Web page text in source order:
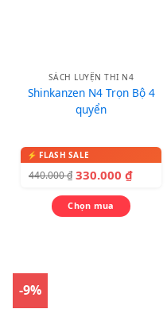
SÁCH LUYỆN THI N4
Shinkanzen N4 Trọn Bộ 4
quyển
440.000₫ 330.000 ₫
Chọn mua
-9%